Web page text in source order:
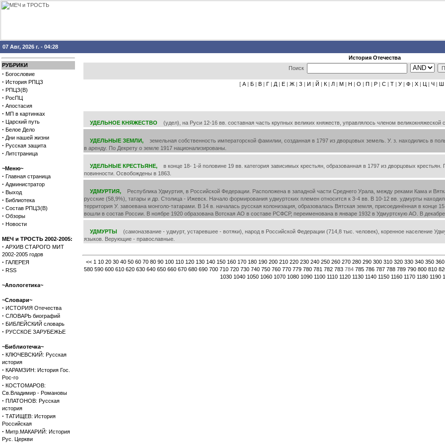
07 Авг, 2026 г. - 04:28
РУБРИКИ
· Богословие
· История РПЦЗ
· РПЦЗ(В)
· РосПЦ
· Апостасия
· МП в картинках
· Царский путь
· Белое Дело
· Дни нашей жизни
· Русская защита
· Литстраница
~Меню~
· Главная страница
· Администратор
· Выход
· Библиотека
· Состав РПЦЗ(В)
· Обзоры
· Новости
МЕЧ и ТРОСТЬ 2002-2005:
· АРХИВ СТАРОГО МИТ
2002-2005 годов
· ГАЛЕРЕЯ
· RSS
~Апологетика~
~Словари~
· ИСТОРИЯ Отечества
· СЛОВАРЬ биографий
· БИБЛЕЙСКИЙ словарь
· РУССКОЕ ЗАРУБЕЖЬЕ
~Библиотечка~
· КЛЮЧЕВСКИЙ: Русская
история
· КАРАМЗИН: История Гос.
Рос-го
· КОСТОМАРОВ:
Св.Владимир - Романовы
· ПЛАТОНОВ: Русская
история
· ТАТИЩЕВ: История
Российская
· Митр.МАКАРИЙ: История
Рус. Церкви
История Отечества
Поиск
[ А | Б | В | Г | Д | Е | Ж | З | И | Й | К | Л | М | Н | О | П | Р | С | Т | У | Ф | Х | Ц | Ч | Ш
УДЕЛЬНОЕ КНЯЖЕСТВО (удел), на Руси 12-16 вв. составная часть крупных великих княжеств, управлялось членом великокняжеской
УДЕЛЬНЫЕ ЗЕМЛИ, земельная собственность императорской фамилии, созданная в 1797 из дворцовых земель. У. з. находились в
в аренду. По Декрету о земле 1917 национализированы.
УДЕЛЬНЫЕ КРЕСТЬЯНЕ, в конце 18- 1-й половине 19 вв. категория зависимых крестьян, образованная в 1797 из дворцовых
повинности. Освобождены в 1863.
УДМУРТИЯ, Республика Удмуртия, в Российской Федерации. Расположена в западной части Среднего Урала, между реками Кама и
русские (58,9%), татары и др. Столица - Ижевск. Начало формирования удмуртских племен относится к 3-4 вв. В 10-12 вв. удмурты
территория У. завоевана монголо-татарами. В 14 в. началась русская колонизация, образовалась Вятская земля, присоединённая в конце
вошли в состав России. В ноябре 1920 образована Вотская АО в составе РСФСР, переименована в январе 1932 в Удмуртскую АО. В
УДМУРТЫ (самоназвание - удмурт, устаревшее - вотяки), народ в Российской Федерации (714,8 тыс. человек), коренное население
языков. Верующие - православные.
<< 1 10 20 30 40 50 60 70 80 90 100 110 120 130 140 150 160 170 180 190 200 210 220 230 240 250 260 270 280 290 300 310 320 330 340 350 360
580 590 600 610 620 630 640 650 660 670 680 690 700 710 720 730 740 750 760 770 779 780 781 782 783 784 785 786 787 788 789 790 800 810
1030 1040 1050 1060 1070 1080 1090 1100 1110 1120 1130 1140 1150 1160 1170 1180 1190